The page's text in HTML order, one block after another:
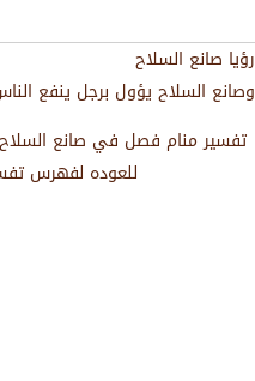
رؤيا صانع السلاح
وصانع السلاح يؤول برجل ينفع
تفسير منام فصل في صانع السلاح
للعوده لفهرس